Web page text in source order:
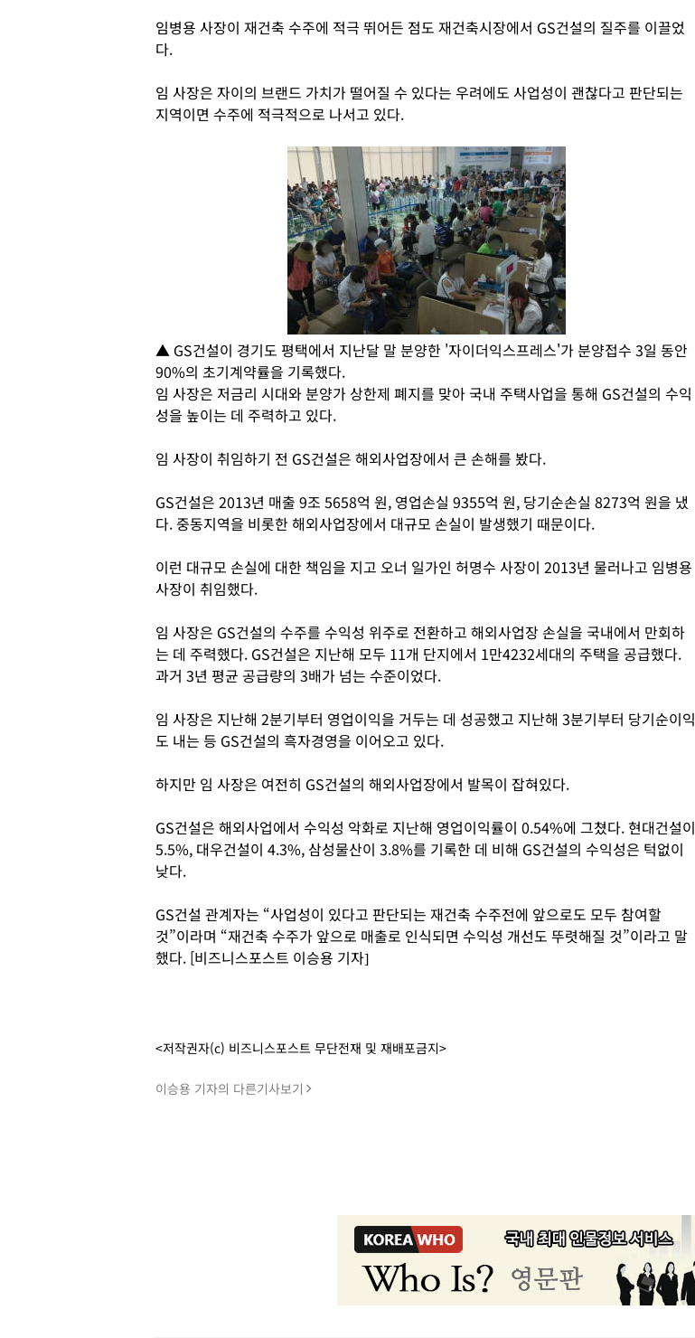
임병용 사장이 재건축 수주에 적극 뛰어든 점도 재건축시장에서 GS건설의 질주를 이끌었
다.
임 사장은 자이의 브랜드 가치가 떨어질 수 있다는 우려에도 사업성이 괜찮다고 판단되는
지역이면 수주에 적극적으로 나서고 있다.
▲ GS건설이 경기도 평택에서 지난달 말 분양한 '자이더익스프레스'가 분양접수 3일 동안
90%의 초기계약률을 기록했다.
임 사장은 저금리 시대와 분양가 상한제 폐지를 맞아 국내 주택사업을 통해 GS건설의 수익
성을 높이는 데 주력하고 있다.
임 사장이 취임하기 전 GS건설은 해외사업장에서 큰 손해를 봤다.
GS건설은 2013년 매출 9조 5658억 원, 영업손실 9355억 원, 당기순손실 8273억 원을 냈
다. 중동지역을 비롯한 해외사업장에서 대규모 손실이 발생했기 때문이다.
이런 대규모 손실에 대한 책임을 지고 오너 일가인 허명수 사장이 2013년 물러나고 임병용
사장이 취임했다.
임 사장은 GS건설의 수주를 수익성 위주로 전환하고 해외사업장 손실을 국내에서 만회하
는 데 주력했다. GS건설은 지난해 모두 11개 단지에서 1만4232세대의 주택을 공급했다.
과거 3년 평균 공급량의 3배가 넘는 수준이었다.
임 사장은 지난해 2분기부터 영업이익을 거두는 데 성공했고 지난해 3분기부터 당기순이익
도 내는 등 GS건설의 흑자경영을 이어오고 있다.
하지만 임 사장은 여전히 GS건설의 해외사업장에서 발목이 잡혀있다.
GS건설은 해외사업에서 수익성 악화로 지난해 영업이익률이 0.54%에 그쳤다. 현대건설이
5.5%, 대우건설이 4.3%, 삼성물산이 3.8%를 기록한 데 비해 GS건설의 수익성은 턱없이
낮다.
GS건설 관계자는 “사업성이 있다고 판단되는 재건축 수주전에 앞으로도 모두 참여할
것”이라며 “재건축 수주가 앞으로 매출로 인식되면 수익성 개선도 뚜렷해질 것”이라고 말
했다. [비즈니스포스트 이승용 기자]
<저작권자(c) 비즈니스포스트 무단전재 및 재배포금지>
이승용 기자의 다른기사보기